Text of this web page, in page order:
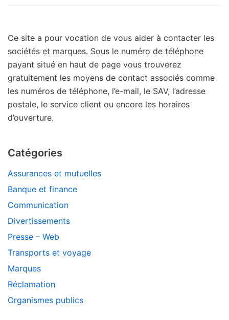
Ce site a pour vocation de vous aider à contacter les
sociétés et marques. Sous le numéro de téléphone
payant situé en haut de page vous trouverez
gratuitement les moyens de contact associés comme
les numéros de téléphone, l’e-mail, le SAV, l’adresse
postale, le service client ou encore les horaires
d’ouverture.
Catégories
Assurances et mutuelles
Banque et finance
Communication
Divertissements
Presse – Web
Transports et voyage
Marques
Réclamation
Organismes publics